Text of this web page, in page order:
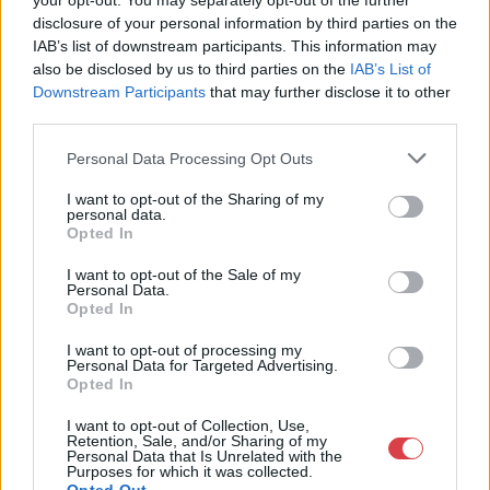
disclosure of your personal information by third parties on the
IAB’s list of downstream participants. This information may
also be disclosed by us to third parties on the IAB’s List of
Downstream Participants that may further disclose it to other
Personal Data Processing Opt Outs
I want to opt-out of the Sharing of my
personal data.
Opted In
I want to opt-out of the Sale of my
Personal Data.
Opted In
I want to opt-out of processing my
Personal Data for Targeted Advertising.
Opted In
I want to opt-out of Collection, Use,
Retention, Sale, and/or Sharing of my
Personal Data that Is Unrelated with the
Purposes for which it was collected.
16695. tétel:
Cziglényi László: Védd
kenyerünket a
plakát terv. Vegyes
technika, papír, 15×21
Hátoldalán hivatalos
engedélyezési
okirattal.
kenyerünket a tűzkártól.
Propaganda plakát terv.
cm Kartonon. Hátoldalán
hivatalos engedélyezési
okirattal.
Kikiáltási ár: 14 000Ft
Aukció:44. Nagyaukció
Aukció időpontja:
16693. tétel:
Bálint Endre (1915-
1958, Galerie Espace
plakát. Litográfia, papír.
Jelzés nélkül. Bálint
egyéni kiállításának
plakátja, saját
illusztrációjával.
André Balint. 14 december -
Heilingland 36, Haarlem.
Kiállítási plakát. Litográfia,
papír. Jelzés nélkül. Bálint
Kikiáltási ár:
Aukció:44. Nagyaukció
Aukció időpontja: